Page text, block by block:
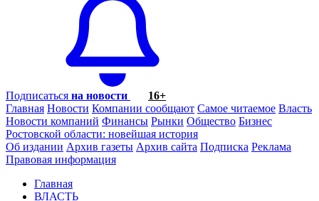
Подписаться на новости
16+
Главная Новости Компании сообщают Самое читаемое Власть
Новости компаний Финансы Рынки Общество Бизнес
Ростовской области: новейшая история
Об издании Архив газеты Архив сайта Подписка Реклама
Правовая информация
Главная
ВЛАСТЬ